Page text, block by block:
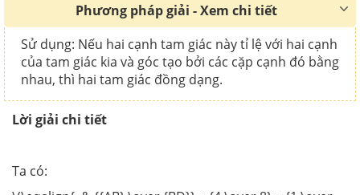
Phương pháp giải - Xem chi tiết
Sử dụng: Nếu hai cạnh tam giác này tỉ lệ với hai cạnh
của tam giác kia và góc tạo bởi các cặp cạnh đó bằng
nhau, thì hai tam giác đồng dạng.
Lời giải chi tiết
Ta có: